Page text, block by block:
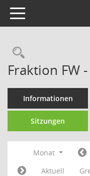
Toggle navigation
Fraktion FW
Informationen
Sitzungen
Monat
Aktuell